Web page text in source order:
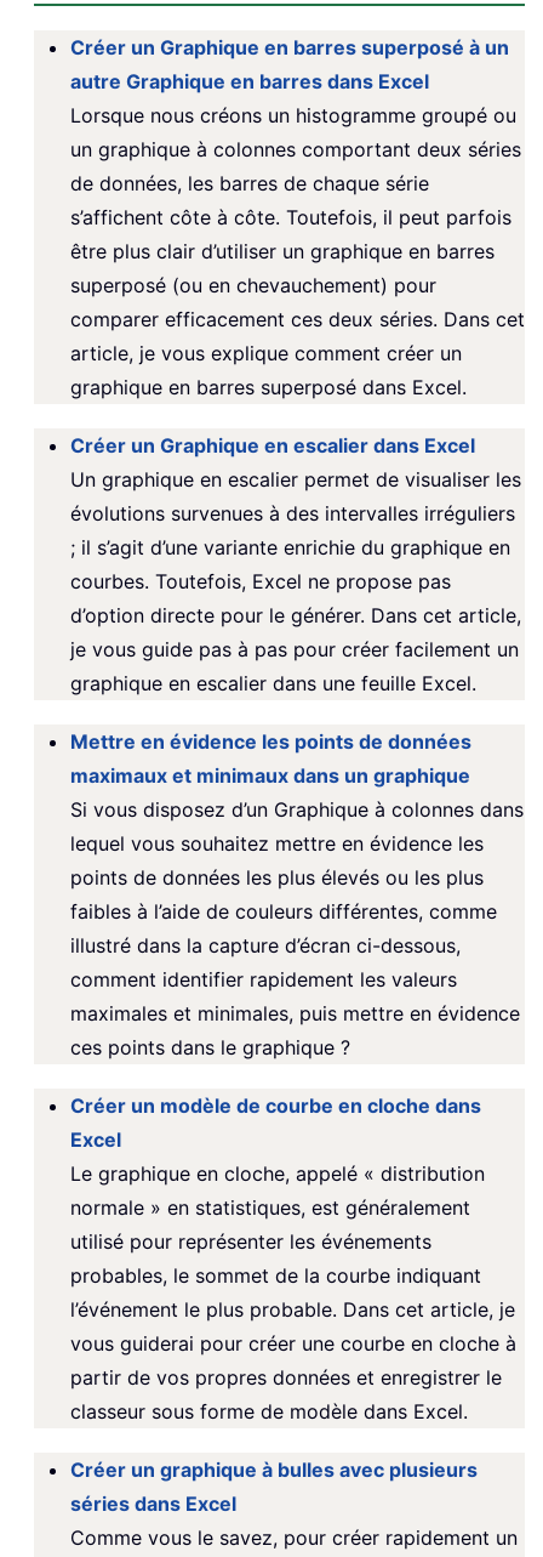
Créer un Graphique en barres superposé à un
autre Graphique en barres dans Excel
Lorsque nous créons un histogramme groupé ou
un graphique à colonnes comportant deux séries
de données, les barres de chaque série
s’affichent côte à côte. Toutefois, il peut parfois
être plus clair d’utiliser un graphique en barres
superposé (ou en chevauchement) pour
comparer efficacement ces deux séries. Dans cet
article, je vous explique comment créer un
graphique en barres superposé dans Excel.
Créer un Graphique en escalier dans Excel
Un graphique en escalier permet de visualiser les
évolutions survenues à des intervalles irréguliers
; il s’agit d’une variante enrichie du graphique en
courbes. Toutefois, Excel ne propose pas
d’option directe pour le générer. Dans cet article,
je vous guide pas à pas pour créer facilement un
graphique en escalier dans une feuille Excel.
Mettre en évidence les points de données
maximaux et minimaux dans un graphique
Si vous disposez d’un Graphique à colonnes dans
lequel vous souhaitez mettre en évidence les
points de données les plus élevés ou les plus
faibles à l’aide de couleurs différentes, comme
illustré dans la capture d’écran ci-dessous,
comment identifier rapidement les valeurs
maximales et minimales, puis mettre en évidence
ces points dans le graphique ?
Créer un modèle de courbe en cloche dans
Excel
Le graphique en cloche, appelé « distribution
normale » en statistiques, est généralement
utilisé pour représenter les événements
probables, le sommet de la courbe indiquant
l’événement le plus probable. Dans cet article, je
vous guiderai pour créer une courbe en cloche à
partir de vos propres données et enregistrer le
classeur sous forme de modèle dans Excel.
Créer un graphique à bulles avec plusieurs
séries dans Excel
Comme vous le savez, pour créer rapidement un